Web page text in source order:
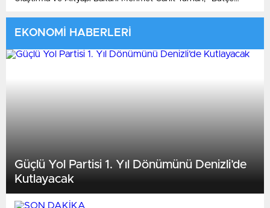
Bulgaristan sınırından İstanbul'a kadar ugüzergahıyla Halkalı-
Kapıkule Demiryolu Hattı Projesi coğrafi olarak Türkiye’nin AB’ye
bağlanmasını da simgelemektedir" dedi.
EKONOMİ HABERLERİ
Güçlü Yol Partisi 1. Yıl Dönümünü Denizli’de
Kutlayacak